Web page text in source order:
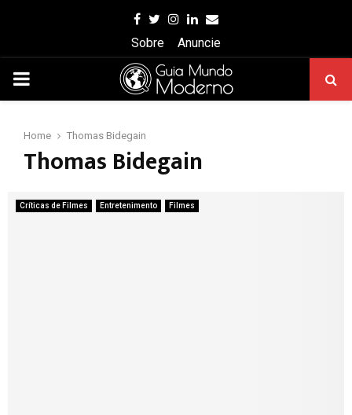
Facebook
Twitter
Instagram
Linkedin
Email
Sobre
Anuncie
PRIMARY
Home Thomas Bidegain
Thomas Bidegain
Críticas de Filmes Entretenimento Filmes